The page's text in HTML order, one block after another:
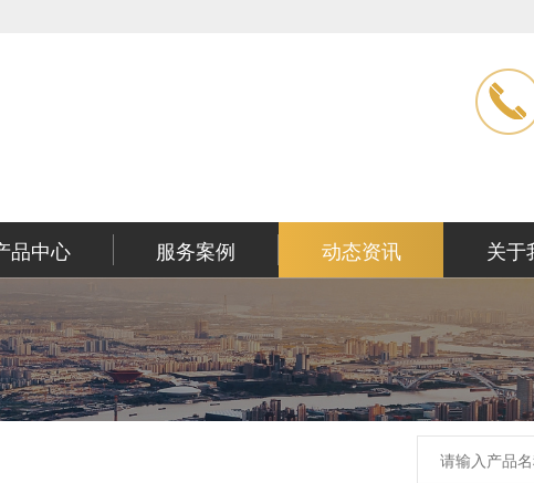
品中心 服务案例 动态资讯 关于